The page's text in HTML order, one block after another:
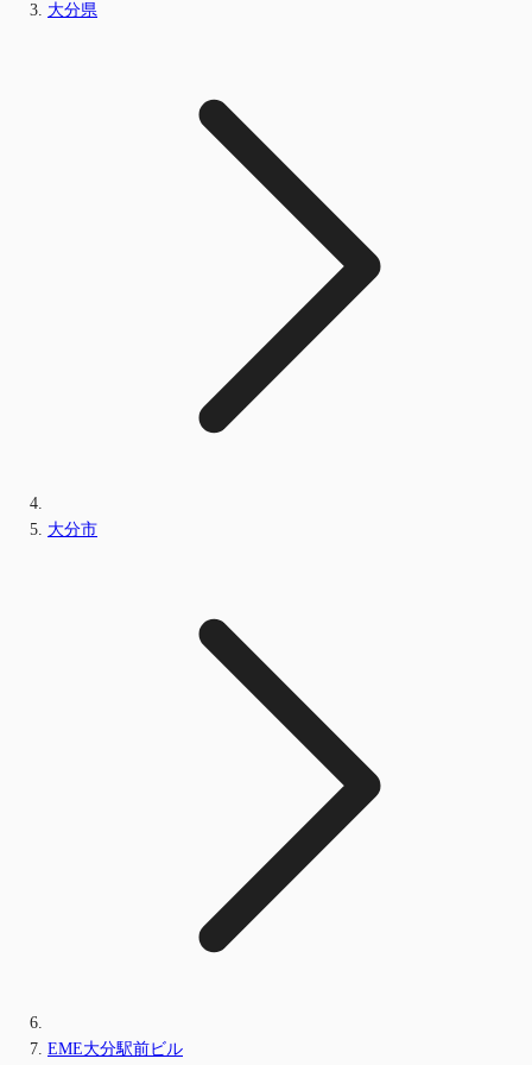
大分県
大分市
EME大分駅前ビル